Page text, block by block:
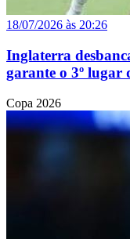
18/07/2026 às 20:26
Inglaterra
garante o 3º
Copa 2026